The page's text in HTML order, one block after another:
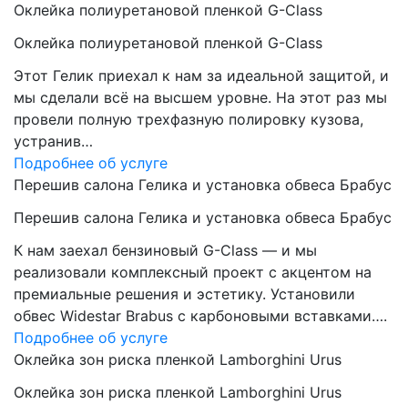
Оклейка полиуретановой пленкой G-Class
Оклейка полиуретановой пленкой G-Class
Этот Гелик приехал к нам за идеальной защитой, и
мы сделали всё на высшем уровне. На этот раз мы
провели полную трехфазную полировку кузова,
устранив…
Подробнее об услуге
Перешив салона Гелика и установка обвеса Брабус
Перешив салона Гелика и установка обвеса Брабус
К нам заехал бензиновый G-Class — и мы
реализовали комплексный проект с акцентом на
премиальные решения и эстетику. Установили
обвес Widestar Brabus с карбоновыми вставками….
Подробнее об услуге
Оклейка зон риска пленкой Lamborghini Urus
Оклейка зон риска пленкой Lamborghini Urus